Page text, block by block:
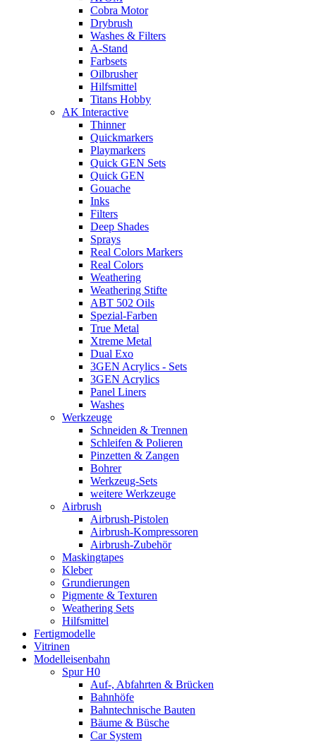
Cobra Motor
Drybrush
Washes & Filters
A-Stand
Farbsets
Oilbrusher
Hilfsmittel
Titans Hobby
AK Interactive
Thinner
Quickmarkers
Playmarkers
Quick GEN Sets
Quick GEN
Gouache
Inks
Filters
Deep Shades
Sprays
Real Colors Markers
Real Colors
Weathering
Weathering Stifte
ABT 502 Oils
Spezial-Farben
True Metal
Xtreme Metal
Dual Exo
3GEN Acrylics - Sets
3GEN Acrylics
Panel Liners
Washes
Werkzeuge
Schneiden & Trennen
Schleifen & Polieren
Pinzetten & Zangen
Bohrer
Werkzeug-Sets
weitere Werkzeuge
Airbrush
Airbrush-Pistolen
Airbrush-Kompressoren
Airbrush-Zubehör
Maskingtapes
Kleber
Grundierungen
Pigmente & Texturen
Weathering Sets
Hilfsmittel
Fertigmodelle
Vitrinen
Modelleisenbahn
Spur H0
Auf-, Abfahrten & Brücken
Bahnhöfe
Bahntechnische Bauten
Bäume & Büsche
Car System